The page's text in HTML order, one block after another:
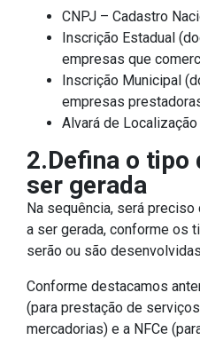
CNPJ – Cadastro
Inscrição Estadual
empresas que
Inscrição Municipal
empresas
Alvará de
2.Defina o tipo
ser gerada
Na sequência, será
a ser gerada, conforme os
serão ou são
Conforme destacamos
(para prestação de
mercadorias) e a NFCe